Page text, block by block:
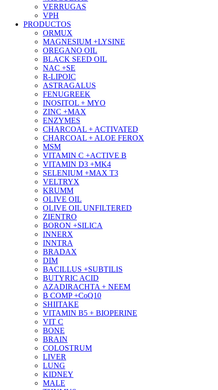
VERRUGAS
VPH
PRODUCTOS
ORMUX
MAGNESIUM +LYSINE
OREGANO OIL
BLACK SEED OIL
NAC +SE
R-LIPOIC
ASTRAGALUS
FENUGREEK
INOSITOL + MYO
ZINC +MAX
ENZYMES
CHARCOAL + ACTIVATED
CHARCOAL + ALOE FEROX
MSM
VITAMIN C +ACTIVE B
VITAMIN D3 +MK4
SELENIUM +MAX T3
VELTRYX
KRUMM
OLIVE OIL
OLIVE OIL UNFILTERED
ZIENTRO
BORON +SILICA
INNERX
INNTRA
BRADAX
DIM
BACILLUS +SUBTILIS
BUTYRIC ACID
AZADIRACHTA + NEEM
B COMP +CoQ10
SHIITAKE
VITAMIN B5 + BIOPERINE
VIT C
BONE
BRAIN
COLOSTRUM
LIVER
LUNG
KIDNEY
MALE